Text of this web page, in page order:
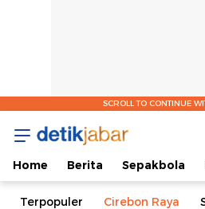
SCROLL TO CONTINUE
Home Berita Sepakbola
Terpopuler Cirebon Raya